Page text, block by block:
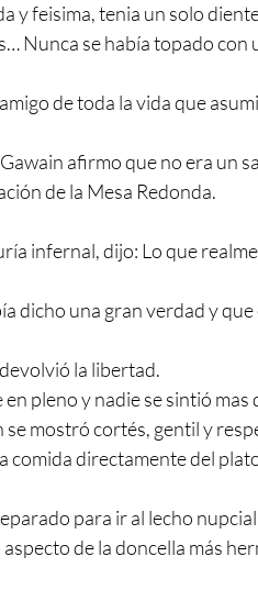
y feisima, tenia un solo
Nunca se había topado con
de toda la vida que
afirmo que no era un
de la Mesa Redonda.
infernal, dijo: Lo que
dicho una gran verdad y
la libertad.
pleno y nadie se sintió
mostró cortés, gentil y
comida directamente del
para ir al lecho
de la doncella más